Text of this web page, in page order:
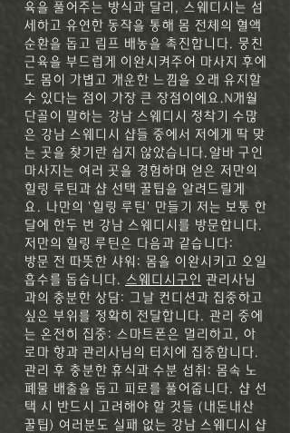
육을 풀어주는 방식과 달리, 스웨디시는 섬
세하고 유연한 동작을 통해 몸 전체의 혈액
순환을 돕고 림프 배농을 촉진합니다. 뭉친
근육을 부드럽게 이완시켜주어 마사지 후에
도 몸이 가볍고 개운한 느낌을 오래 유지할
수 있다는 점이 가장 큰 장점이에요.N개월
단골이 말하는 강남 스웨디시 정착기 수많
은 강남 스웨디시 샵들 중에서 저에게 딱 맞
는 곳을 찾기란 쉽지 않았습니다.알바 구인
마사지는 여러 곳을 경험하며 얻은 저만의
힐링 루틴과 샵 선택 꿀팁을 알려드릴게
요. 나만의 '힐링 루틴' 만들기 저는 보통 한
달에 한두 번 강남 스웨디시를 방문합니다.
저만의 힐링 루틴은 다음과 같습니다:
방문 전 따뜻한 샤워: 몸을 이완시키고 오일
흡수를 돕습니다. 스웨디시구인 관리사님
과의 충분한 상담: 그날 컨디션과 집중하고
싶은 부위를 정확히 전달합니다. 관리 중에
는 온전히 집중: 스마트폰은 멀리하고, 아
로마 향과 관리사님의 터치에 집중합니다.
관리 후 충분한 휴식과 수분 섭취: 몸속 노
폐물 배출을 돕고 피로를 풀어줍니다. 샵 선
택 시 반드시 고려해야 할 것들 (내돈내산
꿀팁) 여러분도 실패 없는 강남 스웨디시 샵